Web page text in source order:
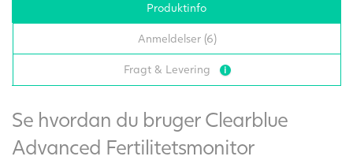
Produktinfo
Anmeldelser (6)
Fragt & Levering
Se hvordan du bruger Clearblue
Advanced Fertilitetsmonitor